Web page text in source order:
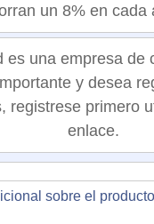
un 8% en cada
es una empresa de
y desea
registrese primero
enlace.
sobre el producto